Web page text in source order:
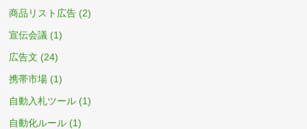
商品リスト広告 (2)
宣伝会議 (1)
広告文 (24)
携帯市場 (1)
自動入札ツール (1)
自動化ルール (1)